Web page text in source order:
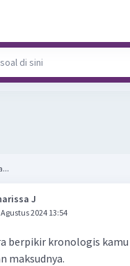
J
2024 13:54
berpikir kronologis
maksudnya.